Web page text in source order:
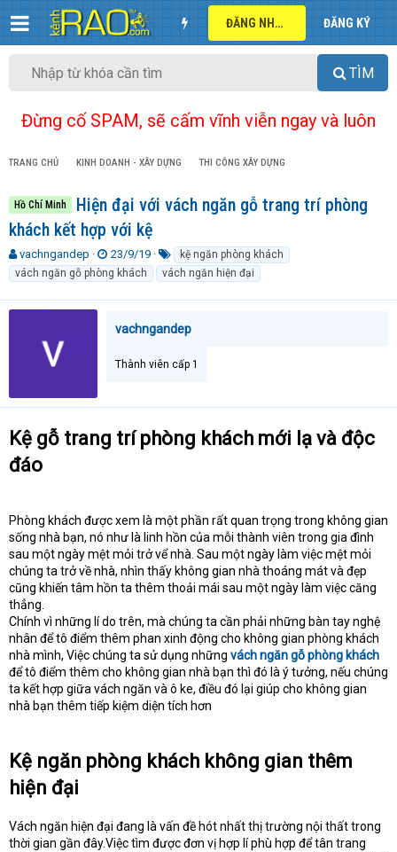
ĐĂNG NHẬP ĐĂNG KÝ
TÌM
Đừng cố SPAM, sẽ cấm vĩnh viễn ngay và luôn
TRANG CHỦ KINH DOANH - XÂY DỰNG THI CÔNG XÂY DỰNG
Hồ Chí Minh
Hiện đại với vách ngăn gỗ trang trí phòng
khách kết hợp với kệ
T
h
r
e
r
e
r
vachngandep
N
g
à
y
ử
23/9/19
ừ
k
h
a
kệ ngăn phòng khách
vách ngăn gỗ phòng khách
vách ngăn hiện đại
vachngandep
Thành viên cấp 1
Kệ gỗ trang trí phòng khách mới lạ và độc
đáo
Phòng khách được xem là một phần rất quan trọng trong không gian
sống nhà bạn, nó như là linh hồn của mỗi thành viên trong gia đình
sau một ngày mệt mỏi trở vể nhà. Sau một ngày làm việc mệt mỏi
chúng ta trở về nhà, nhìn thấy không gian nhà thoáng mát và đẹp
cũng khiến tâm hồn ta thêm thoải mái sau một ngày làm việc căng
thẳng.
Chính vì những lí do trên, mà chúng ta cần phải những bàn tay nghệ
nhân để tô điểm thêm phan xinh động cho không gian phòng khách
nhà mình, Việc chúng ta sử dụng những vách ngăn gỗ phòng khách
để tô điểm thêm cho không gian nhà bạn thì đó là ý tưởng, nếu chúng
ta kết hợp giữa vách ngăn và ô ke, điều đó lại giúp cho không gian
nhà bạn thêm tiếp kiệm diện tích hơn
Kệ ngăn phòng khách không gian thêm
hiện đại
Vách ngăn hiện đại đang là vấn đề hót nhất thị trường nội thất trong
thời gian gần đây.Việc tìm được đơn vị hợp lí phù hợp để tân trang